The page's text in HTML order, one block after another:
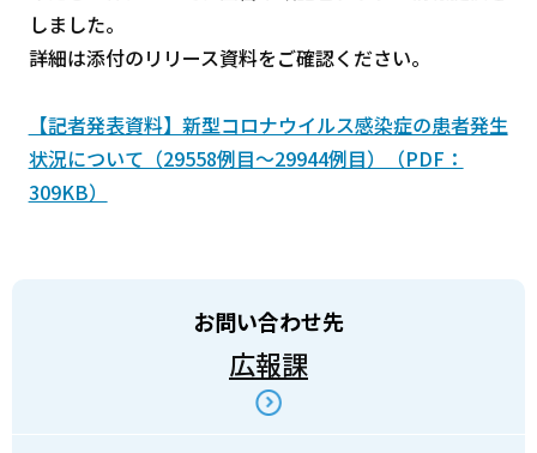
しました。
詳細は添付のリリース資料をご確認ください。
【記者発表資料】新型コロナウイルス感染症の患者発生
状況について（29558例目～29944例目）（PDF：
309KB）
お問い合わせ先
広報課